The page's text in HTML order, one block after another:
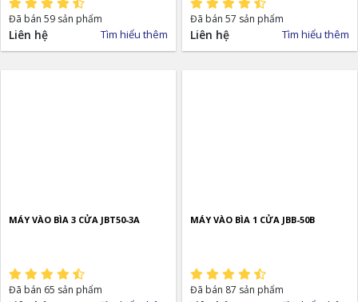
Đã bán 59 sản phẩm
Liên hệ Tìm hiểu thêm
Đã bán 57 sản phẩm
Liên hệ Tìm hiểu thêm
MÁY VÀO BÌA 3 CỬA JBT50-3A
Đã bán 65 sản phẩm
MÁY VÀO BÌA 1 CỬA JBB-50B
Đã bán 87 sản phẩm